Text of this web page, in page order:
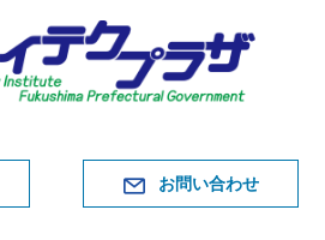
お問い合わせ